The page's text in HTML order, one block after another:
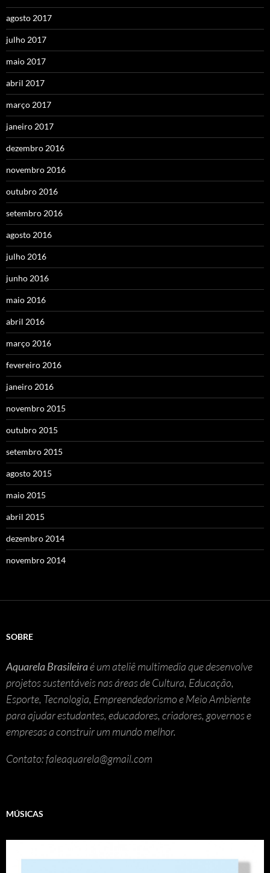
agosto 2017
julho 2017
maio 2017
abril 2017
março 2017
janeiro 2017
dezembro 2016
novembro 2016
outubro 2016
setembro 2016
agosto 2016
julho 2016
junho 2016
maio 2016
abril 2016
março 2016
fevereiro 2016
janeiro 2016
novembro 2015
outubro 2015
setembro 2015
agosto 2015
maio 2015
abril 2015
dezembro 2014
novembro 2014
SOBRE
Aquarela Brasileiraé um ateliê multimedia que desenvolve
projetos sustentáveis nas áreas de Cultura, Educação,
Esporte, Tecnologia, Empreendedorismo e Meio Ambiente
para ajudar estudantes, educadores, criadores, governos e
empresas a construir um mundo melhor.
Contato: faleaquarela@gmail.com
MÚSICAS